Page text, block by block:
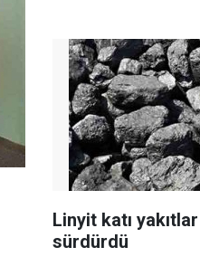
Linyit katı
sürdürdü